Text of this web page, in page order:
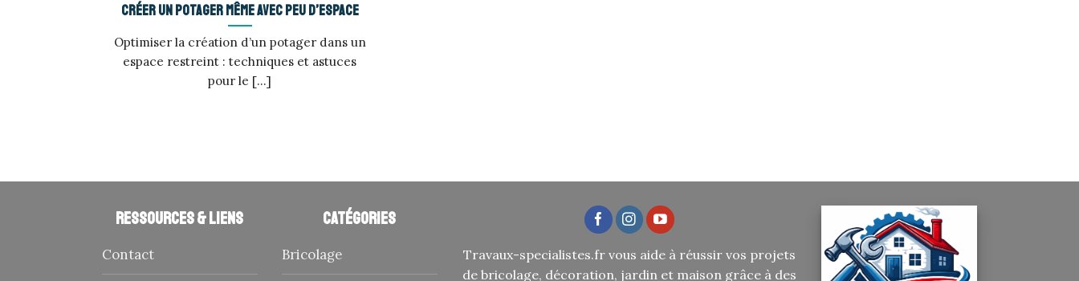
Créer un potager même avec peu d’espace
Optimiser la création d’un potager dans un
espace restreint : techniques et astuces
pour le [...]
Ressources & liens
Contact
Catégories
Bricolage
Travaux-specialistes.fr vous aide à réussir vos projets
de bricolage, décoration, jardin et maison grâce à des